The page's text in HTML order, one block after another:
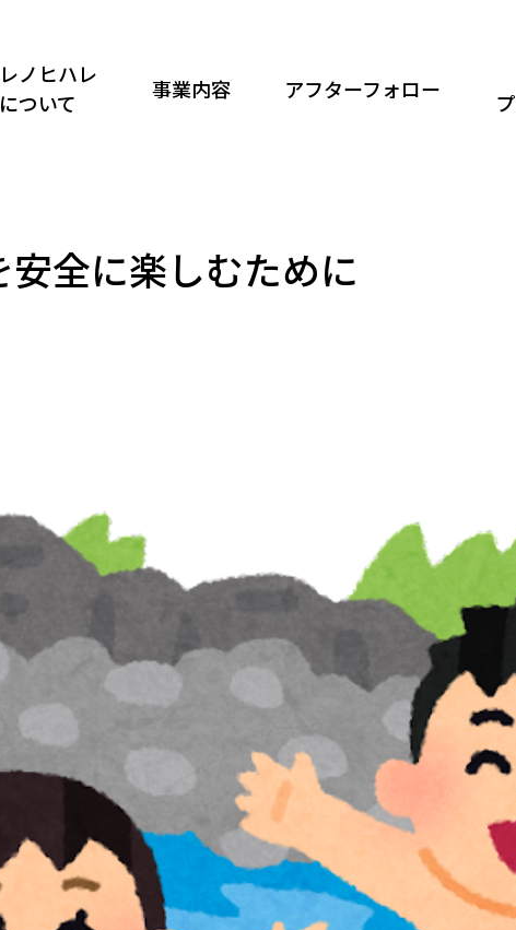
ノヒハレ
について
事業内容 アフターフォロー
全に楽しむために